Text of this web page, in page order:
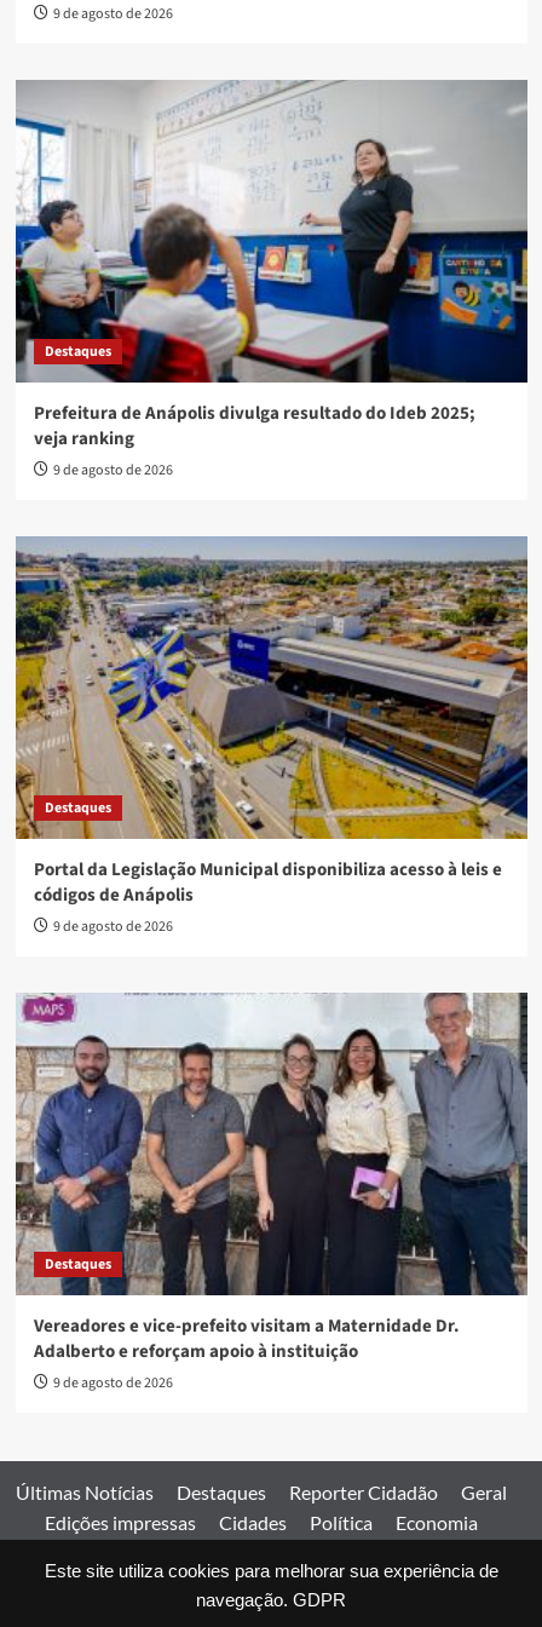
Este site utiliza cookies para melhorar sua experiência de
navegação. GDPR
9 de agosto de 2026
Destaques
Prefeitura de Anápolis divulga resultado do Ideb 2025;
veja ranking
9 de agosto de 2026
Destaques
Portal da Legislação Municipal disponibiliza acesso à leis e
códigos de Anápolis
9 de agosto de 2026
Destaques
Vereadores e vice-prefeito visitam a Maternidade Dr.
Adalberto e reforçam apoio à instituição
9 de agosto de 2026
Últimas Notícias Destaques Reporter Cidadão
Geral
Edições impressas
Cidades Política
Economia
Comercial
Edições impressas Expediente Home